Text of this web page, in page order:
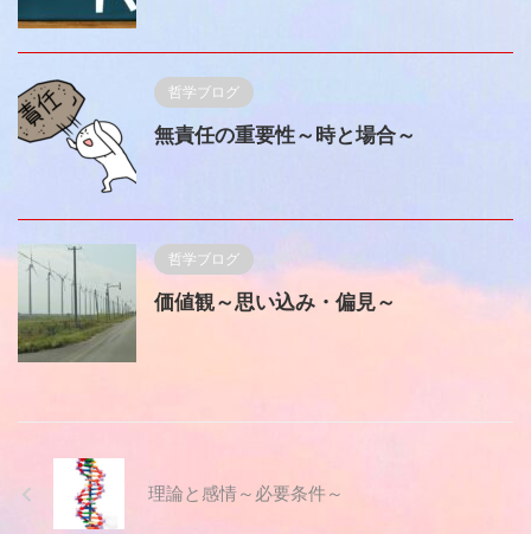
哲学ブログ
無責任の重要性～時と場合～
哲学ブログ
価値観～思い込み・偏見～
理論と感情～必要条件～